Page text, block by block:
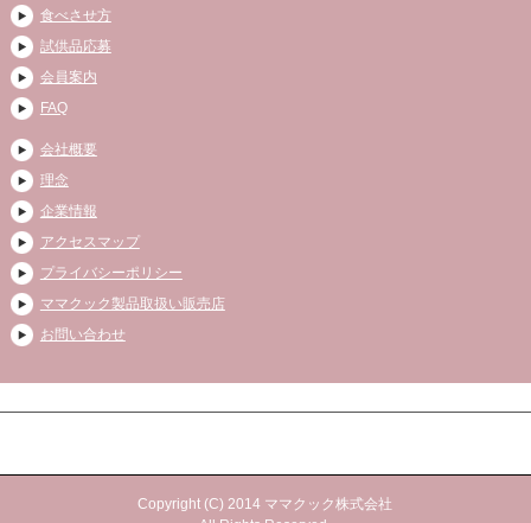
食べさせ方
試供品応募
会員案内
FAQ
会社概要
理念
企業情報
アクセスマップ
プライバシーポリシー
ママクック製品取扱い販売店
お問い合わせ
Copyright (C) 2014 ママクック株式会社